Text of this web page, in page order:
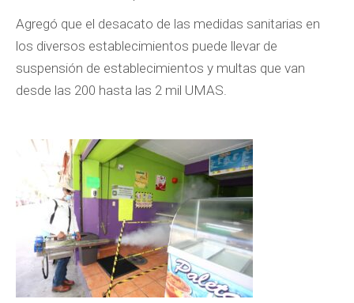
Agregó que el desacato de las medidas sanitarias en
los diversos establecimientos puede llevar de
suspensión de establecimientos y multas que van
desde las 200 hasta las 2 mil UMAS.